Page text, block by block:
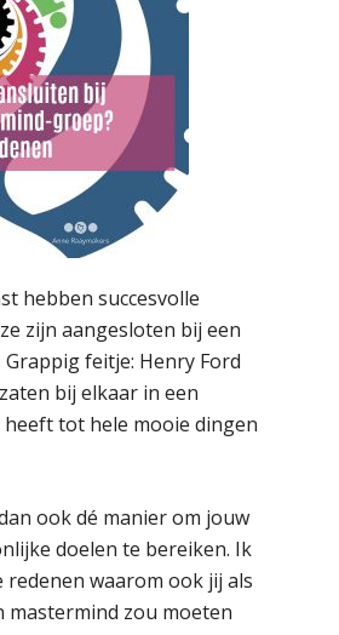
hebben succesvolle
zijn aangesloten bij een
feitje: Henry Ford
bij elkaar in een
heeft tot hele mooie dingen
ook dé manier om jouw
doelen te bereiken. Ik
redenen waarom ook jij als
mastermind zou moeten